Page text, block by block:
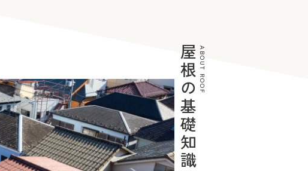
ABOUT ROOF
屋根の基礎知識